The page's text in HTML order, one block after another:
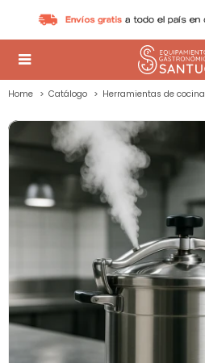

Home Catálogo Herramientas de cocina